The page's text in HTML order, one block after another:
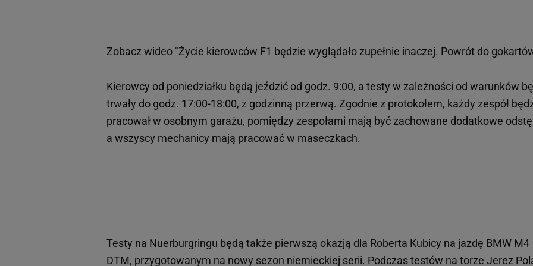
Zobacz wideo "Życie kierowców F1 będzie wyglądało zupełnie inaczej. Powrót do
Kierowcy od poniedziałku będą jeździć od godz. 9:00, a testy w zależności od warunków
trwały do godz. 17:00-18:00, z godzinną przerwą. Zgodnie z protokołem, każdy zespół
pracował w osobnym garażu, pomiędzy zespołami mają być zachowane dodatkowe
a wszyscy mechanicy mają pracować w maseczkach.
Testy na Nuerburgringu będą także pierwszą okazją dla Roberta Kubicy na jazdę BMW M4
DTM, przygotowanym na nowy sezon niemieckiej serii. Podczas testów na torze Jerez